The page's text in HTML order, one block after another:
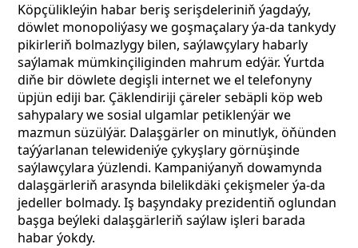
Köpçülikleýin habar beriş serişdeleriniň ýagdaýy,
döwlet monopoliýasy we goşmaçalary ýa-da tankydy
pikirleriň bolmazlygy bilen, saýlawçylary habarly
saýlamak mümkinçiliginden mahrum edýär. Ýurtda
diňe bir döwlete degişli internet we el telefonyny
üpjün ediji bar. Çäklendiriji çäreler sebäpli köp web
sahypalary we sosial ulgamlar petiklenýär we
mazmun süzülýär. Dalaşgärler on minutlyk, öňünden
taýýarlanan telewideniýe çykyşlary görnüşinde
saýlawçylara ýüzlendi. Kampaniýanyň dowamynda
dalaşgärleriň arasynda bilelikdäki çekişmeler ýa-da
jedeller bolmady. Iş başyndaky prezidentiň oglundan
başga beýleki dalaşgärleriň saýlaw işleri barada
habar ýokdy.